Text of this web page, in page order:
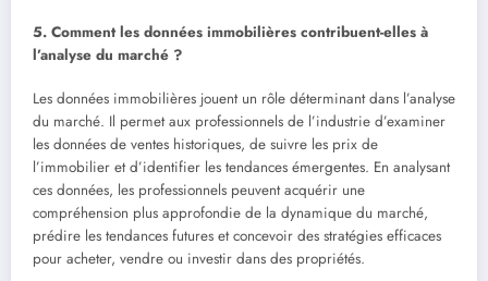
5. Comment les données immobilières contribuent-elles à
l’analyse du marché ?
Les données immobilières jouent un rôle déterminant dans l’analyse
du marché. Il permet aux professionnels de l’industrie d’examiner
les données de ventes historiques, de suivre les prix de
l’immobilier et d’identifier les tendances émergentes. En analysant
ces données, les professionnels peuvent acquérir une
compréhension plus approfondie de la dynamique du marché,
prédire les tendances futures et concevoir des stratégies efficaces
pour acheter, vendre ou investir dans des propriétés.